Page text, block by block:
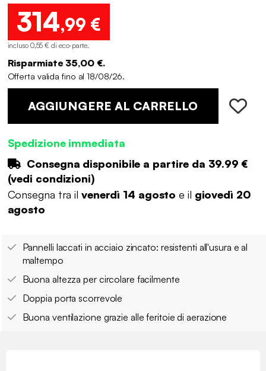
314,99 €
incluso 0,55 € di eco-parte.
Risparmiate 35,00 €.
Offerta valida fino al 18/08/26.
AGGIUNGERE AL CARRELLO
Spedizione immediata
Consegna disponibile a partire da 39.99 €
(vedi condizioni)
Consegna tra il venerdì 14 agosto e il giovedì 20
agosto
Pannelli laccati in acciaio zincato: resistenti all'usura e al
maltempo
Buona altezza per circolare facilmente
Doppia porta scorrevole
Buona ventilazione grazie alle feritoie di aerazione